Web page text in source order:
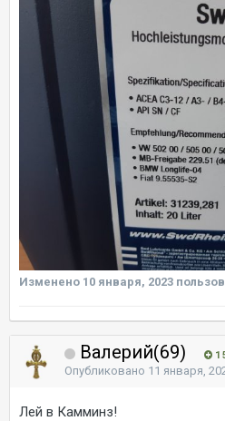
Изменено 10 января, 2023
Валерий(69) 1
Опубликовано 11 января,
Лей в Камминз!